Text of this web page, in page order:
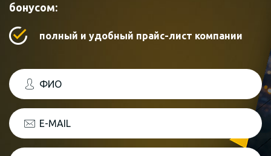
бонусом:
полный и удобный прайс-лист компании
ФИО
E-MAIL